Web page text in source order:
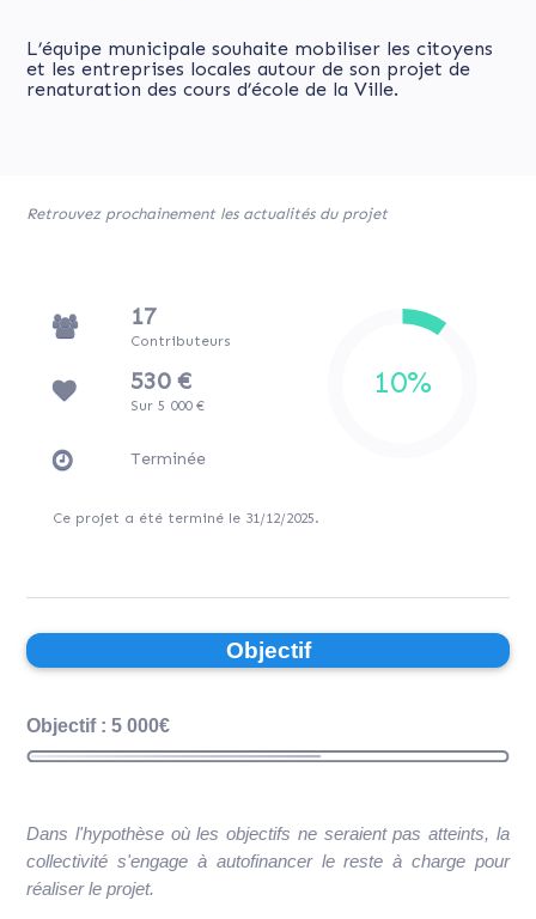
L’équipe municipale souhaite mobiliser les citoyens
et les entreprises locales autour de son projet de
renaturation des cours d’école de la Ville.
Retrouvez prochainement les actualités du projet
17
Contributeurs
530 €
Sur 5 000 €
Terminée
Ce projet a été terminé le 31/12/2025.
Objectif
Objectif : 5 000€
Dans l'hypothèse où les objectifs ne seraient pas atteints, la
collectivité s'engage à autofinancer le reste à charge pour
réaliser le projet.